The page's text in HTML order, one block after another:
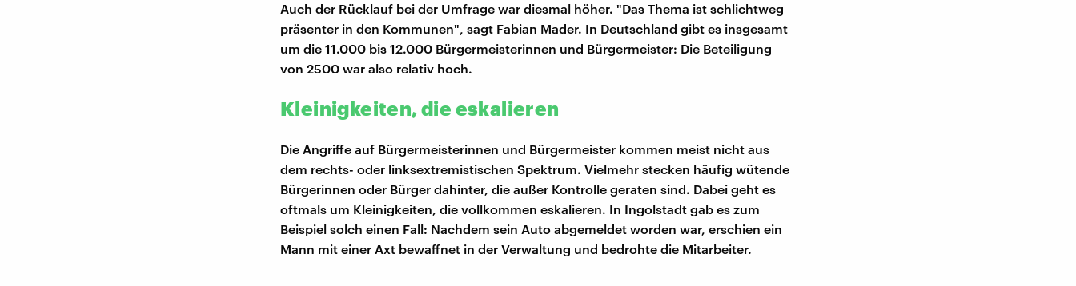
Auch der Rücklauf bei der Umfrage war diesmal höher. "Das Thema ist schlichtweg
präsenter in den Kommunen", sagt Fabian Mader. In Deutschland gibt es insgesamt
um die 11.000 bis 12.000 Bürgermeisterinnen und Bürgermeister: Die Beteiligung
von 2500 war also relativ hoch.
Kleinigkeiten, die eskalieren
Die Angriffe auf Bürgermeisterinnen und Bürgermeister kommen meist nicht aus
dem rechts- oder linksextremistischen Spektrum. Vielmehr stecken häufig wütende
Bürgerinnen oder Bürger dahinter, die außer Kontrolle geraten sind. Dabei geht es
oftmals um Kleinigkeiten, die vollkommen eskalieren. In Ingolstadt gab es zum
Beispiel solch einen Fall: Nachdem sein Auto abgemeldet worden war, erschien ein
Mann mit einer Axt bewaffnet in der Verwaltung und bedrohte die Mitarbeiter.